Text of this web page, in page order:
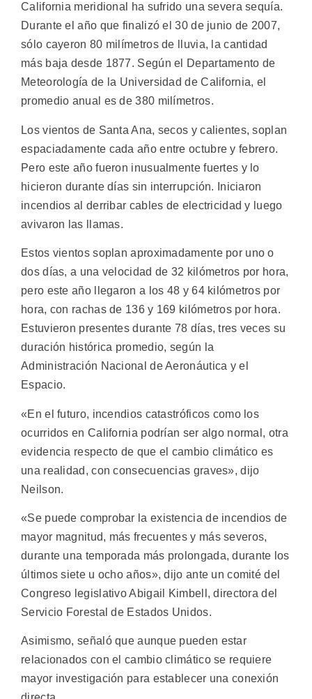
California meridional ha sufrido una severa sequía.
Durante el año que finalizó el 30 de junio de 2007,
sólo cayeron 80 milímetros de lluvia, la cantidad
más baja desde 1877. Según el Departamento de
Meteorología de la Universidad de California, el
promedio anual es de 380 milímetros.
Los vientos de Santa Ana, secos y calientes, soplan
espaciadamente cada año entre octubre y febrero.
Pero este año fueron inusualmente fuertes y lo
hicieron durante días sin interrupción. Iniciaron
incendios al derribar cables de electricidad y luego
avivaron las llamas.
Estos vientos soplan aproximadamente por uno o
dos días, a una velocidad de 32 kilómetros por hora,
pero este año llegaron a los 48 y 64 kilómetros por
hora, con rachas de 136 y 169 kilómetros por hora.
Estuvieron presentes durante 78 días, tres veces su
duración histórica promedio, según la
Administración Nacional de Aeronáutica y el
Espacio.
«En el futuro, incendios catastróficos como los
ocurridos en California podrían ser algo normal, otra
evidencia respecto de que el cambio climático es
una realidad, con consecuencias graves», dijo
Neilson.
«Se puede comprobar la existencia de incendios de
mayor magnitud, más frecuentes y más severos,
durante una temporada más prolongada, durante los
últimos siete u ocho años», dijo ante un comité del
Congreso legislativo Abigail Kimbell, directora del
Servicio Forestal de Estados Unidos.
Asimismo, señaló que aunque pueden estar
relacionados con el cambio climático se requiere
mayor investigación para establecer una conexión